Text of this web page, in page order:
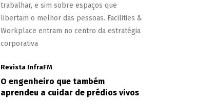
trabalhar, e sim sobre espaços que
libertam o melhor das pessoas. Facilities &
Workplace entram no centro da estratégia
corporativa
Revista InfraFM
O engenheiro que também
aprendeu a cuidar de prédios vivos